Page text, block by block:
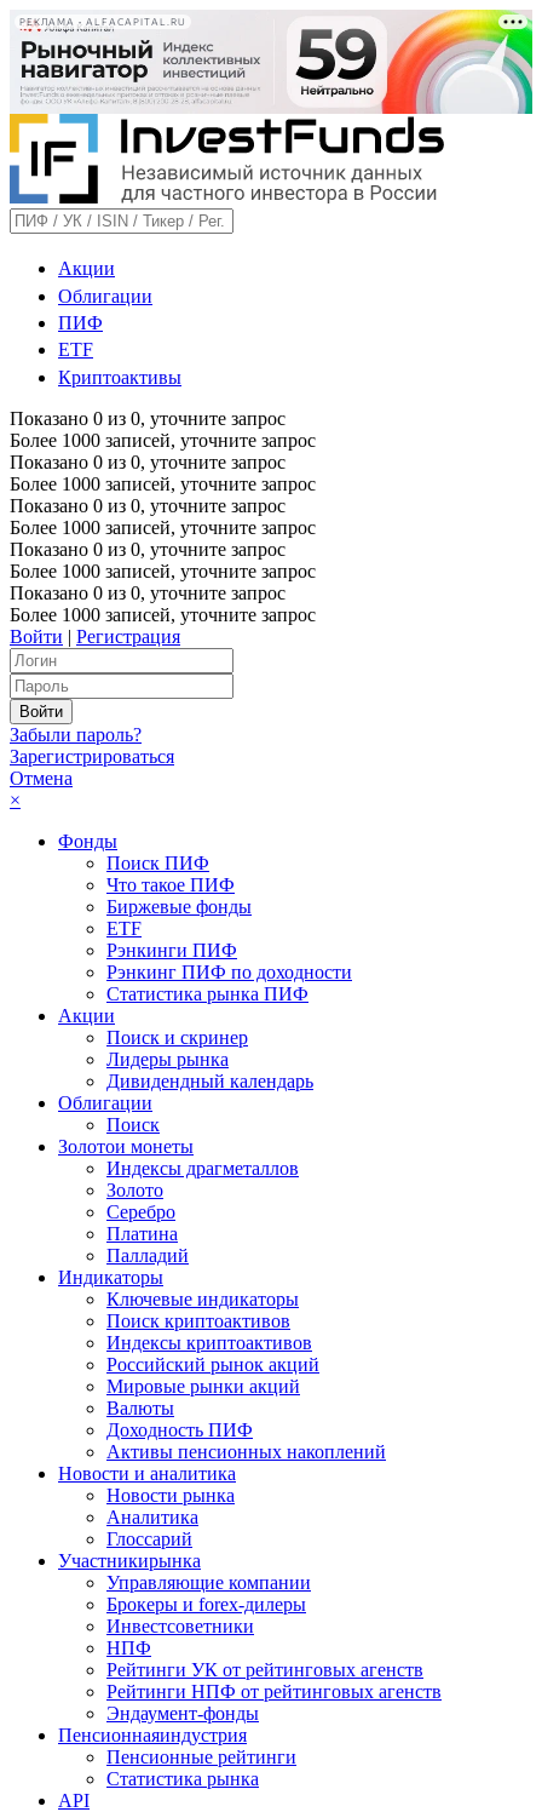
РЕКЛАМА • ALFACAPITAL.RU
Акции
Облигации
ПИФ
ETF
Криптоактивы
Показано 0 из 0, уточните запрос
Более 1000 записей, уточните запрос
Показано 0 из 0, уточните запрос
Более 1000 записей, уточните запрос
Показано 0 из 0, уточните запрос
Более 1000 записей, уточните запрос
Показано 0 из 0, уточните запрос
Более 1000 записей, уточните запрос
Показано 0 из 0, уточните запрос
Более 1000 записей, уточните запрос
Войти | Регистрация
Забыли пароль?
Зарегистрироваться
Отмена
×
Фонды
Поиск ПИФ
Что такое ПИФ
Биржевые фонды
ETF
Рэнкинги ПИФ
Рэнкинг ПИФ по доходности
Статистика рынка ПИФ
Акции
Поиск и скринер
Лидеры рынка
Дивидендный календарь
Облигации
Поиск
Золотои монеты
Индексы драгметаллов
Золото
Серебро
Платина
Палладий
Индикаторы
Ключевые индикаторы
Поиск криптоактивов
Индексы криптоактивов
Российский рынок акций
Мировые рынки акций
Валюты
Доходность ПИФ
Активы пенсионных накоплений
Новости и аналитика
Новости рынка
Аналитика
Глоссарий
Участникирынка
Управляющие компании
Брокеры и forex-дилеры
Инвестсоветники
НПФ
Рейтинги УК от рейтинговых агенств
Рейтинги НПФ от рейтинговых агенств
Эндаумент-фонды
Пенсионнаяиндустрия
Пенсионные рейтинги
Статистика рынка
API